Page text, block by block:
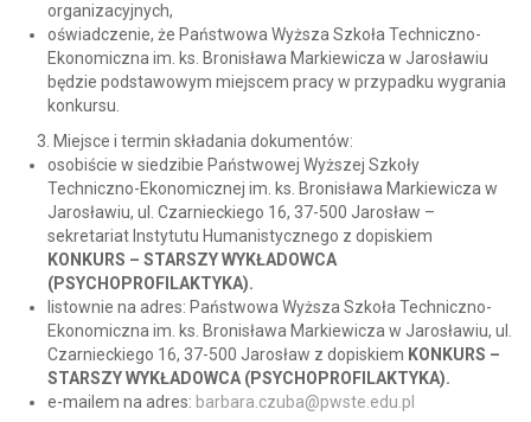
organizacyjnych,
oświadczenie, że Państwowa Wyższa Szkoła Techniczno-
Ekonomiczna im. ks. Bronisława Markiewicza w Jarosławiu
będzie podstawowym miejscem pracy w przypadku wygrania
konkursu.
Miejsce i termin składania dokumentów:
osobiście w siedzibie Państwowej Wyższej Szkoły
Techniczno-Ekonomicznej im. ks. Bronisława Markiewicza w
Jarosławiu, ul. Czarnieckiego 16, 37-500 Jarosław –
sekretariat Instytutu Humanistycznego z dopiskiem
KONKURS – STARSZY WYKŁADOWCA
(PSYCHOPROFILAKTYKA).
listownie na adres: Państwowa Wyższa Szkoła Techniczno-
Ekonomiczna im. ks. Bronisława Markiewicza w Jarosławiu, ul.
Czarnieckiego 16, 37-500 Jarosław z dopiskiem KONKURS –
STARSZY WYKŁADOWCA (PSYCHOPROFILAKTYKA).
e-mailem na adres: barbara.czuba@pwste.edu.pl